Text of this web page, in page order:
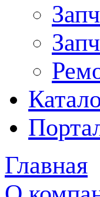
Главная